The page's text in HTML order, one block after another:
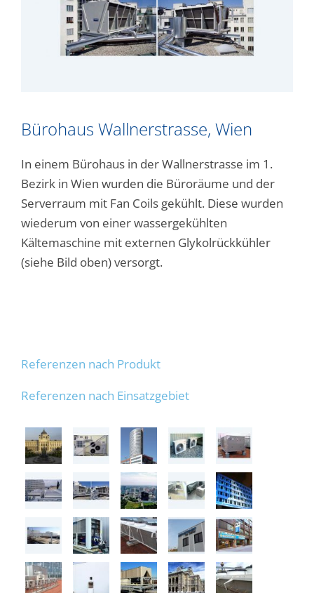
Bürohaus Wallnerstrasse, Wien
In einem Bürohaus in der Wallnerstrasse im 1.
Bezirk in Wien wurden die Büroräume und der
Serverraum mit Fan Coils gekühlt. Diese wurden
wiederum von einer wassergekühlten
Kältemaschine mit externen Glykolrückkühler
(siehe Bild oben) versorgt.
Referenzen nach Produkt
Referenzen nach Einsatzgebiet